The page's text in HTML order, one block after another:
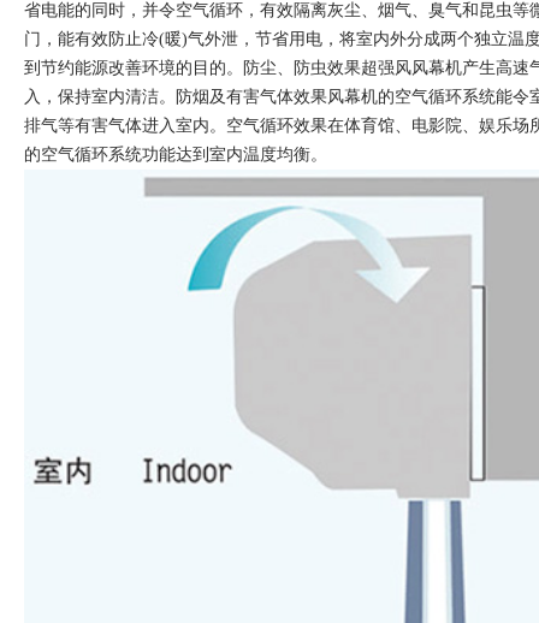
省电能的同时，并令空气循环，有效隔离灰尘、烟气、臭气和昆虫
门，能有效防止冷(暖)气外泄，节省用电，将室内外分成两个独立温
到节约能源改善环境的目的。防尘、防虫效果超强风风幕机产生高
入，保持室内清洁。防烟及有害气体效果风幕机的空气循环系统能
排气等有害气体进入室内。空气循环效果在体育馆、电影院、娱乐
的空气循环系统功能达到室内温度均衡。